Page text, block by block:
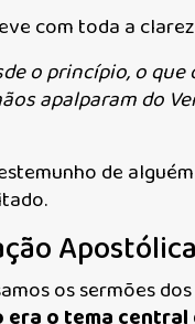
com toda a
o princípio, o
apalparam do
de
os sermões